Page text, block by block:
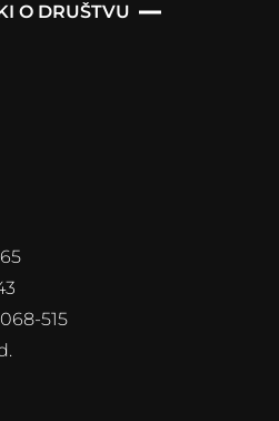
O DRUŠTVU
515